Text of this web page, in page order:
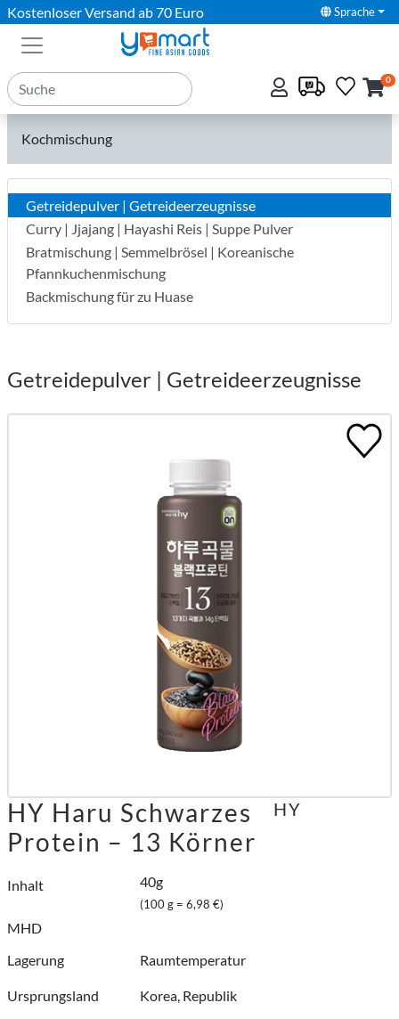
Kostenloser Versand ab 70 Euro Sprache
0
Kochmischung
Getreidepulver | Getreideerzeugnisse
Curry | Jjajang | Hayashi Reis | Suppe Pulver
Bratmischung | Semmelbrösel | Koreanische
Pfannkuchenmischung
Backmischung für zu Huase
Getreidepulver | Getreideerzeugnisse
HY Haru Schwarzes
Protein – 13 Körner
Inhalt 40g
(100 g = 6,98 €)
MHD
Lagerung
Raumtemperatur
Ursprungsland Korea, Republik
HY